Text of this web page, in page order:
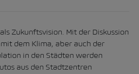
Zukunftsvision. Mit der Diskussion
dem Klima, aber auch der
in den Städten werden
aus den Stadtzentren